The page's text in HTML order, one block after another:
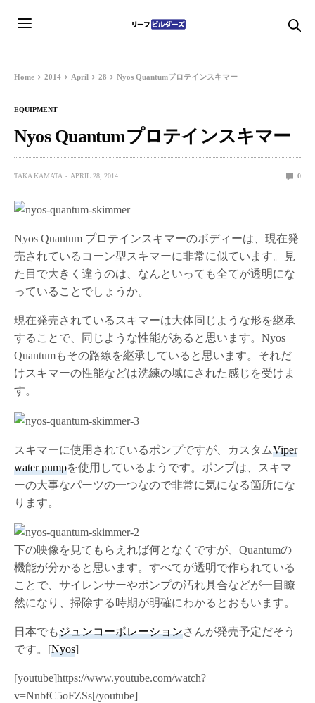
Home 2014 April 28 Nyos Quantumプロテインスキマー
EQUIPMENT
Nyos Quantumプロテインスキマー
TAKA KAMATA APRIL 28, 2014 0
Nyos Quantum プロテインスキマーのボディーは、現在発
売されているコーン型スキマーに非常に似ています。見
た目で大きく違うのは、なんといっても全てが透明にな
っていることでしょうか。
現在発売されているスキマーは大体同じような形を継承
することで、同じような性能があると思います。Nyos
Quantumもその路線を継承していると思います。それだ
けスキマーの性能などは洗練の域にされた感じを受けま
す。
スキマーに使用されているポンプですが、カスタムViper
water pumpを使用しているようです。ポンプは、スキマ
ーの大事なパーツの一つなので非常に気になる箇所にな
ります。
下の映像を見てもらえれば何となくですが、Quantumの
機能が分かると思います。すべてが透明で作られている
ことで、サイレンサーやポンプの汚れ具合などが一目瞭
然になり、掃除する時期が明確にわかるとおもいます。
日本でもジュンコーポレーションさんが発売予定だそう
です。[Nyos]
[youtube]https://www.youtube.com/watch?
v=NnbfC5oFZSs[/youtube]